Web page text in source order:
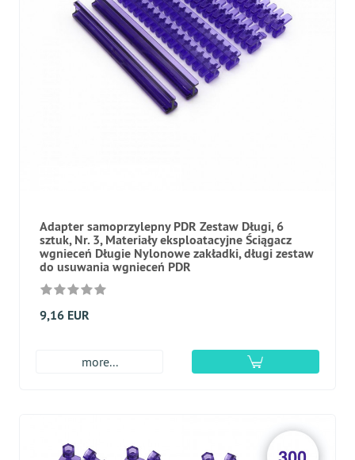
Adapter samoprzylepny PDR Zestaw Długi, 6
sztuk, Nr. 3, Materiały eksploatacyjne Ściągacz
wgnieceń Długie Nylonowe zakładki, długi zestaw
do usuwania wgnieceń PDR
9,16 EUR
more...